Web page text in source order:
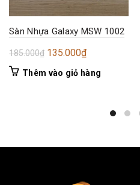
Sàn Nhựa Galaxy MSW 1002
185.000₫ Giá
gốc
135.000₫Giá
hiện
135.000₫.
Thêm vào giỏ hàng